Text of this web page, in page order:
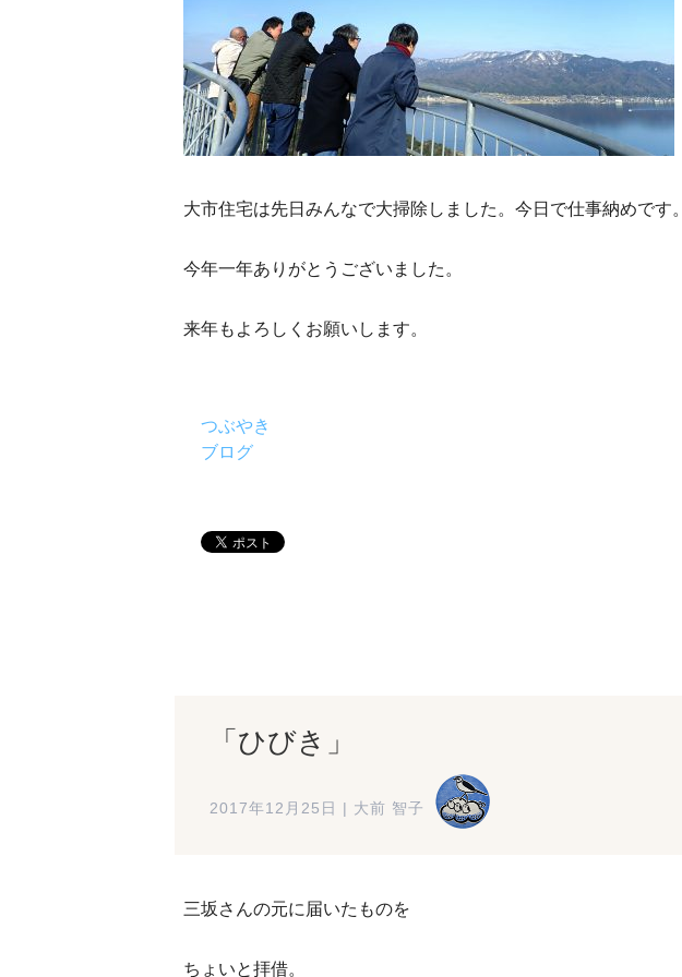
大市住宅は先日みんなで大掃除しました。今日で仕事納めです。
今年一年ありがとうございました。
来年もよろしくお願いします。
つぶやき
ブログ
「ひびき」
2017年12月25日 大前 智子
三坂さんの元に届いたものを
ちょいと拝借。